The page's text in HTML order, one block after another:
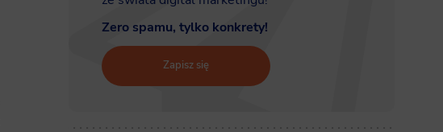
Zero spamu, tylko konkrety!
Zapisz się